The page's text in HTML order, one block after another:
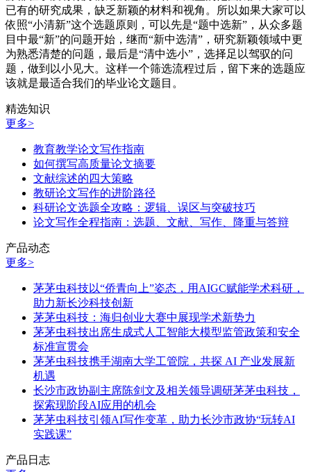
已有的研究成果，缺乏新颖的材料和视角。所以如果大家可以
依照“小清新”这个选题原则，可以先是“题中选新”，从众多题
目中最“新”的问题开始，继而“新中选清”，研究新颖领域中更
为熟悉清楚的问题，最后是“清中选小”，选择足以驾驭的问
题，做到以小见大。这样一个筛选流程过后，留下来的选题应
该就是最适合我们的毕业论文题目。
精选知识
更多>
教育教学论文写作指南
如何撰写高质量论文摘要
文献综述的四大策略
教研论文写作的进阶路径
科研论文选题全攻略：逻辑、误区与突破技巧
论文写作全程指南：选题、文献、写作、降重与答辩
产品动态
更多>
茅茅虫科技以“侨青向上”姿态，用AIGC赋能学术科研，
助力新长沙科技创新
茅茅虫科技：海归创业大赛中展现学术新势力
茅茅虫科技出席生成式人工智能大模型监管政策和安全
标准宣贯会
茅茅虫科技携手湖南大学工管院，共探 AI 产业发展新
机遇
长沙市政协副主席陈剑文及相关领导调研茅茅虫科技，
探索现阶段AI应用的机会
茅茅虫科技引领AI写作变革，助力长沙市政协“玩转AI
实践课”
产品日志